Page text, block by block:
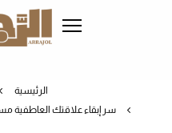
الرئيسية
سر إبقاء علاقتك العاطفية